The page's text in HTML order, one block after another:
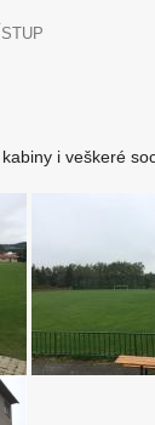
i veškeré